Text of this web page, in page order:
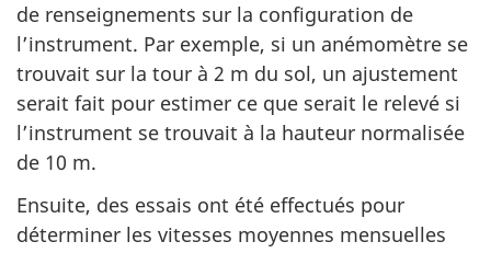
de renseignements sur la configuration de
l’instrument. Par exemple, si un anémomètre se
trouvait sur la tour à 2 m du sol, un ajustement
serait fait pour estimer ce que serait le relevé si
l’instrument se trouvait à la hauteur normalisée
de 10 m.
Ensuite, des essais ont été effectués pour
déterminer les vitesses moyennes mensuelles